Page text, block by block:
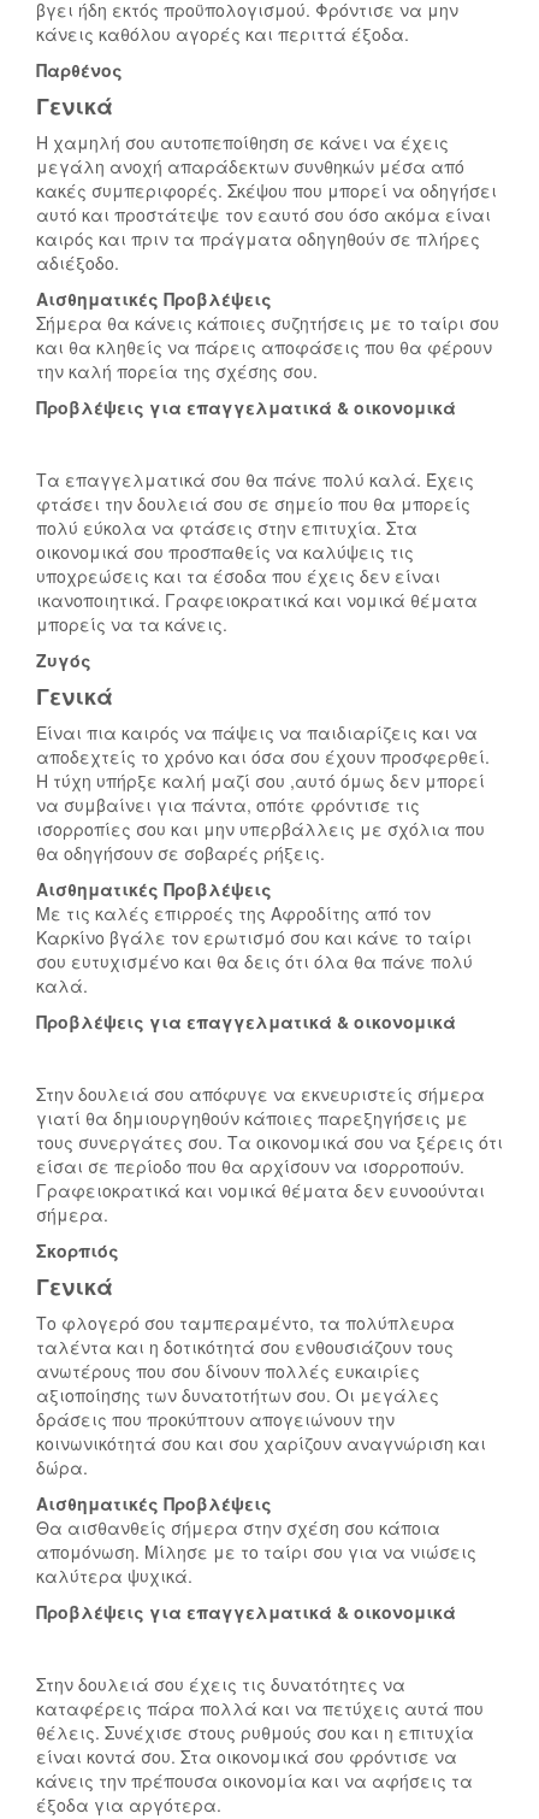
βγει ήδη εκτός προϋπολογισμού. Φρόντισε να μην
κάνεις καθόλου αγορές και περιττά έξοδα.
Παρθένος
Γενικά
Η χαμηλή σου αυτοπεποίθηση σε κάνει να έχεις
μεγάλη ανοχή απαράδεκτων συνθηκών μέσα από
κακές συμπεριφορές. Σκέψου που μπορεί να οδηγήσει
αυτό και προστάτεψε τον εαυτό σου όσο ακόμα είναι
καιρός και πριν τα πράγματα οδηγηθούν σε πλήρες
αδιέξοδο.
Αισθηματικές Προβλέψεις
Σήμερα θα κάνεις κάποιες συζητήσεις με το ταίρι σου
και θα κληθείς να πάρεις αποφάσεις που θα φέρουν
την καλή πορεία της σχέσης σου.
Προβλέψεις για επαγγελματικά & οικονομικά
Τα επαγγελματικά σου θα πάνε πολύ καλά. Έχεις
φτάσει την δουλειά σου σε σημείο που θα μπορείς
πολύ εύκολα να φτάσεις στην επιτυχία. Στα
οικονομικά σου προσπαθείς να καλύψεις τις
υποχρεώσεις και τα έσοδα που έχεις δεν είναι
ικανοποιητικά. Γραφειοκρατικά και νομικά θέματα
μπορείς να τα κάνεις.
Ζυγός
Γενικά
Είναι πια καιρός να πάψεις να παιδιαρίζεις και να
αποδεχτείς το χρόνο και όσα σου έχουν προσφερθεί.
Η τύχη υπήρξε καλή μαζί σου ,αυτό όμως δεν μπορεί
να συμβαίνει για πάντα, οπότε φρόντισε τις
ισορροπίες σου και μην υπερβάλλεις με σχόλια που
θα οδηγήσουν σε σοβαρές ρήξεις.
Αισθηματικές Προβλέψεις
Με τις καλές επιρροές της Αφροδίτης από τον
Καρκίνο βγάλε τον ερωτισμό σου και κάνε το ταίρι
σου ευτυχισμένο και θα δεις ότι όλα θα πάνε πολύ
καλά.
Προβλέψεις για επαγγελματικά & οικονομικά
Στην δουλειά σου απόφυγε να εκνευριστείς σήμερα
γιατί θα δημιουργηθούν κάποιες παρεξηγήσεις με
τους συνεργάτες σου. Τα οικονομικά σου να ξέρεις ότι
είσαι σε περίοδο που θα αρχίσουν να ισορροπούν.
Γραφειοκρατικά και νομικά θέματα δεν ευνοούνται
σήμερα.
Σκορπιός
Γενικά
Το φλογερό σου ταμπεραμέντο, τα πολύπλευρα
ταλέντα και η δοτικότητά σου ενθουσιάζουν τους
ανωτέρους που σου δίνουν πολλές ευκαιρίες
αξιοποίησης των δυνατοτήτων σου. Οι μεγάλες
δράσεις που προκύπτουν απογειώνουν την
κοινωνικότητά σου και σου χαρίζουν αναγνώριση και
δώρα.
Αισθηματικές Προβλέψεις
Θα αισθανθείς σήμερα στην σχέση σου κάποια
απομόνωση. Μίλησε με το ταίρι σου για να νιώσεις
καλύτερα ψυχικά.
Προβλέψεις για επαγγελματικά & οικονομικά
Στην δουλειά σου έχεις τις δυνατότητες να
καταφέρεις πάρα πολλά και να πετύχεις αυτά που
θέλεις. Συνέχισε στους ρυθμούς σου και η επιτυχία
είναι κοντά σου. Στα οικονομικά σου φρόντισε να
κάνεις την πρέπουσα οικονομία και να αφήσεις τα
έξοδα για αργότερα.